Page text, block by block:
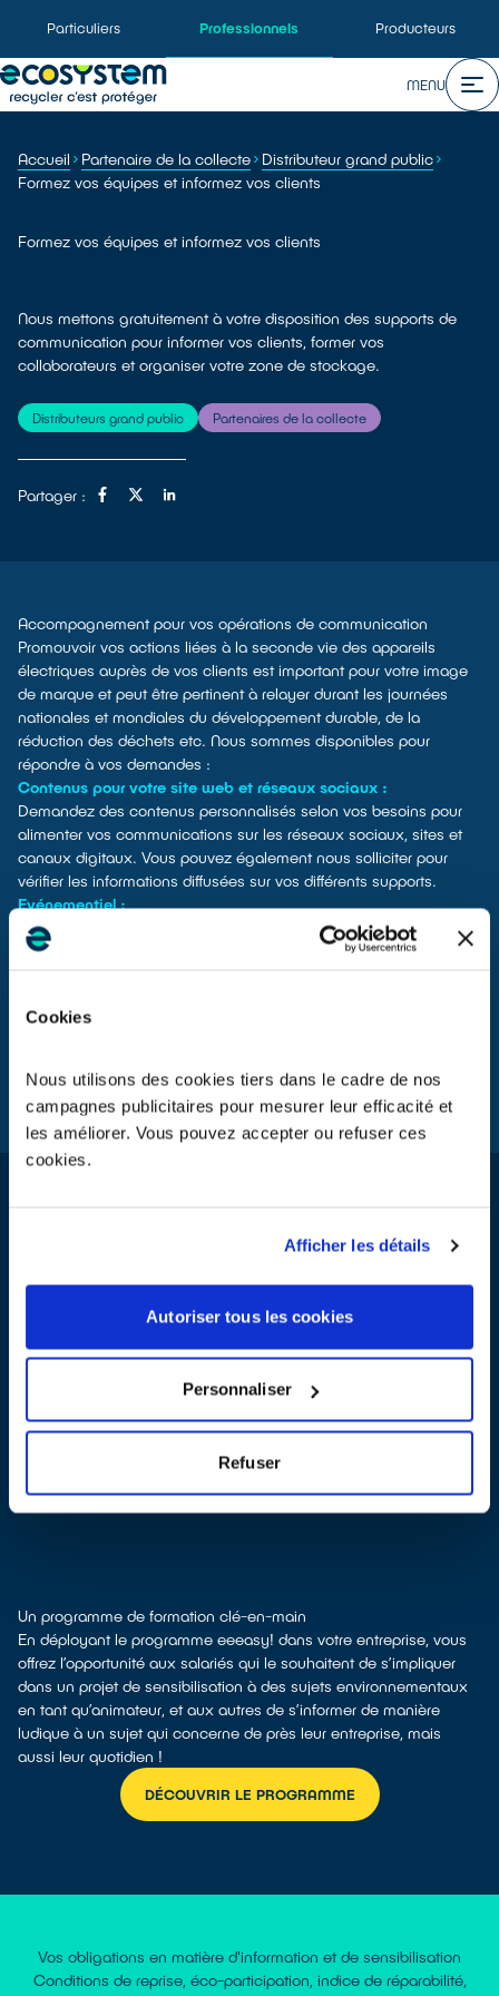
Cookies
Nous utilisons des cookies tiers dans le cadre de nos
campagnes publicitaires pour mesurer leur efficacité et
les améliorer. Vous pouvez accepter ou refuser ces
cookies.
Afficher les détails
Autoriser tous les cookies
Personnaliser
Refuser
Particuliers Professionnels Producteurs
MENU
Accueil Partenaire de la collecte
Distributeur grand public
Formez vos équipes et informez vos clients
Formez vos équipes et informez vos clients
Nous mettons gratuitement à votre disposition des supports de
communication pour informer vos clients, former vos
collaborateurs et organiser votre zone de stockage.
Distributeurs grand public Partenaires de la collecte
Partager :
Accompagnement pour vos opérations de communication
Promouvoir vos actions liées à la seconde vie des appareils
électriques auprès de vos clients est important pour votre image
de marque et peut être pertinent à relayer durant les journées
nationales et mondiales du développement durable, de la
réduction des déchets etc. Nous sommes disponibles pour
répondre à vos demandes :
Contenus pour votre site web et réseaux sociaux :
Demandez des contenus personnalisés selon vos besoins pour
alimenter vos communications sur les réseaux sociaux, sites et
canaux digitaux. Vous pouvez également nous solliciter pour
vérifier les informations diffusées sur vos différents supports.
Evénementiel :
Nous vous accompagnons dans le cadre de vos opérations
spéciales en magasin (animations, collectes événementielles…).
briefer vos équipes et déterminer avec vous la logistique
CONTACTEZ LE SERVICE COMMUNICATION
Guide pratique pour se former aux opérations de stockage et
d’enlèvements, affiches réglementaires de reprise en magasin,
retrouvez tous vos outils à télécharger ou à commander
DÉCOUVRIR LES OUTILS
Un programme de formation clé-en-main
En déployant le programme eeeasy! dans votre entreprise, vous
offrez l’opportunité aux salariés qui le souhaitent de s’impliquer
dans un projet de sensibilisation à des sujets environnementaux
en tant qu’animateur, et aux autres de s’informer de manière
ludique à un sujet qui concerne de près leur entreprise, mais
aussi leur quotidien !
DÉCOUVRIR LE PROGRAMME
Vos obligations en matière d'information et de sensibilisation
Conditions de reprise, éco-participation, indice de réparabilité,